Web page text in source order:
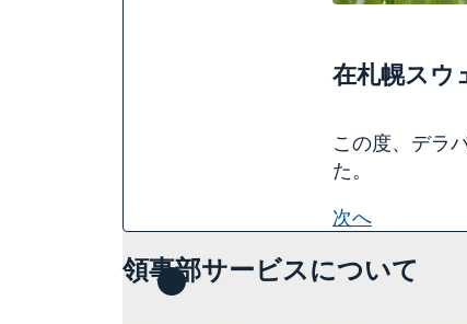
在札幌スウ
この度、デラ
た。
次へ
領事部サービスについて